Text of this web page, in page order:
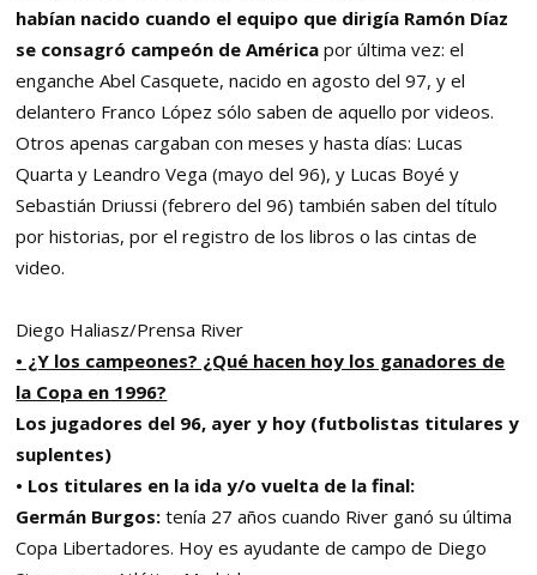
habían nacido cuando el equipo que dirigía Ramón Díaz
se consagró campeón de Américapor última vez: el
enganche Abel Casquete, nacido en agosto del 97, y el
delantero Franco López sólo saben de aquello por videos.
Otros apenas cargaban con meses y hasta días: Lucas
Quarta y Leandro Vega (mayo del 96), y Lucas Boyé y
Sebastián Driussi (febrero del 96) también saben del título
por historias, por el registro de los libros o las cintas de
video.
Diego Haliasz/Prensa River
• ¿Y los campeones? ¿Qué hacen hoy los ganadores de
la Copa en 1996?
Los jugadores del 96, ayer y hoy (futbolistas titulares y
suplentes)
• Los titulares en la ida y/o vuelta de la final:
Germán Burgos:tenía 27 años cuando River ganó su última
Copa Libertadores. Hoy es ayudante de campo de Diego